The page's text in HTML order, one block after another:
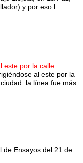
y por eso l...
este por la calle
al este por la
la línea fue más
de Ensayos del 21 de